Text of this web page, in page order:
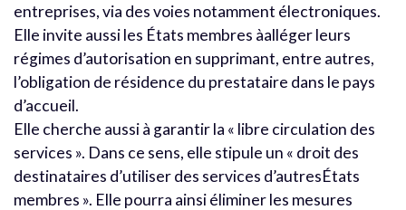
entreprises, via des voies notamment électroniques.
Elle invite aussi les États membres àalléger leurs
régimes d’autorisation en supprimant, entre autres,
l’obligation de résidence du prestataire dans le pays
d’accueil.
Elle cherche aussi à garantir la « libre circulation des
services ». Dans ce sens, elle stipule un « droit des
destinataires d’utiliser des services d’autresÉtats
membres ». Elle pourra ainsi éliminer les mesures